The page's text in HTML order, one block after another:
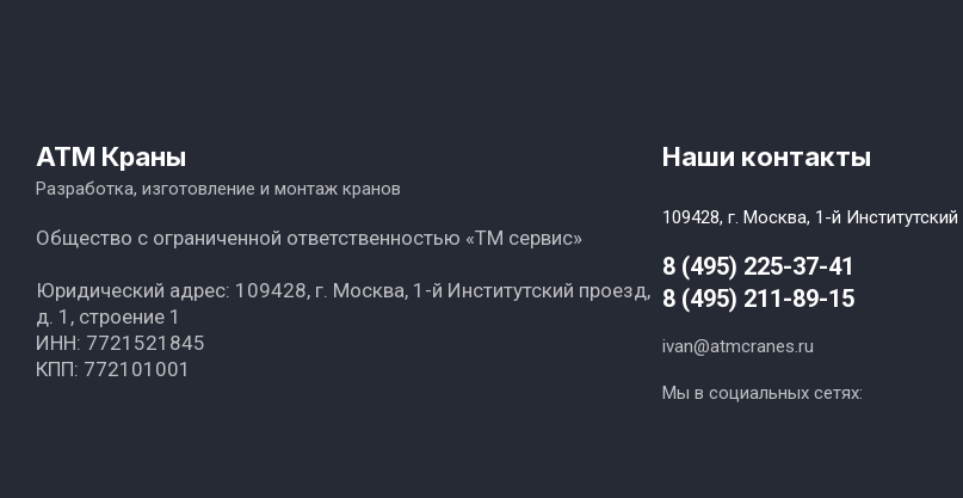
ATM Краны
Разработка, изготовление и монтаж кранов
Общество с ограниченной ответственностью «ТМ сервис»
Юридический адрес: 109428, г. Москва, 1-й Институтский проезд,
д. 1, строение 1
ИНН: 7721521845
КПП: 772101001
Наши контакты
109428, г. Москва, 1-й
8 (495) 225-37-41
8 (495) 211-89-15
ivan@atmcranes.ru
Мы в социальных сетях: